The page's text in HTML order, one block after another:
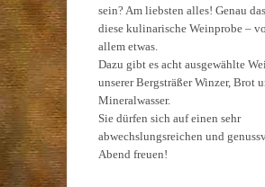
sein? Am liebsten alles! Genau
diese kulinarische Weinprobe –
allem etwas.
Dazu gibt es acht ausgewählte
unserer Bergsträßer Winzer, Brot
Mineralwasser.
Sie dürfen sich auf einen sehr
abwechslungsreichen und
Abend freuen!